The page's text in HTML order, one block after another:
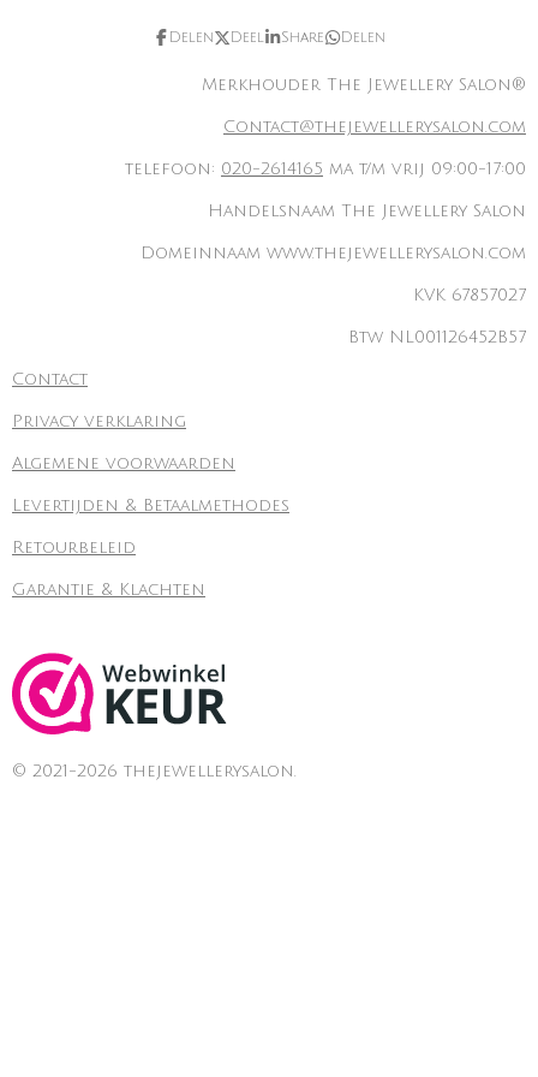
Delen Deel Share Delen
Merkhouder The Jewellery Salon®
Contact@thejewellerysalon.com
telefoon: 020-2614165 ma t/m vrij 09:00-17:00
Handelsnaam The Jewellery Salon
Domeinnaam www.thejewellerysalon.com
KVK 67857027
Btw NL001126452B57
Contact
Privacy verklaring
Algemene voorwaarden
Levertijden & Betaalmethodes
Retourbeleid
Garantie & Klachten
© 2021-2026 thejewellerysalon.